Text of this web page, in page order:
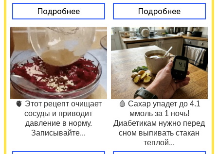
Подробнее Подробнее
🫀 Этот рецепт очищает
сосуды и приводит
давление в норму.
Записывайте...
🩸 Сахар упадет до 4.1
ммоль за 1 ночь!
Диабетикам нужно перед
сном выпивать стакан
теплой...